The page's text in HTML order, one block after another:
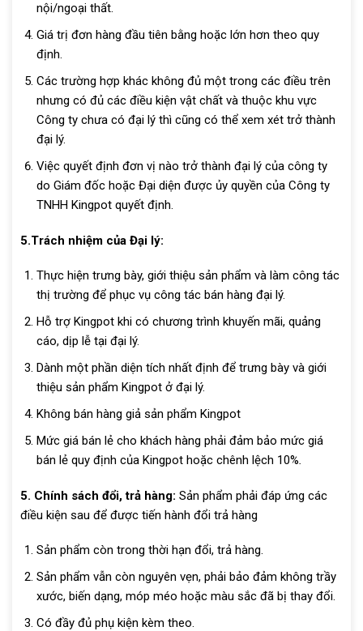
nội/ngoại thất.
Giá trị đơn hàng đầu tiên bằng hoặc lớn hơn theo quy
định.
Các trường hợp khác không đủ một trong các điều trên
nhưng có đủ các điều kiện vật chất và thuộc khu vực
Công ty chưa có đại lý thì cũng có thể xem xét trở thành
đại lý.
Việc quyết định đơn vị nào trở thành đại lý của công ty
do Giám đốc hoặc Đại diện được ủy quyền của Công ty
TNHH Kingpot quyết định.
5.Trách nhiệm của Đại lý:
Thực hiện trưng bày, giới thiệu sản phẩm và làm công tác
thị trường để phục vụ công tác bán hàng đại lý.
Hỗ trợ Kingpot khi có chương trình khuyến mãi, quảng
cáo, dịp lễ tại đại lý.
Dành một phần diện tích nhất định để trưng bày và giới
thiệu sản phẩm Kingpot ở đại lý.
Không bán hàng giả sản phẩm Kingpot
Mức giá bán lẻ cho khách hàng phải đảm bảo mức giá
bán lẻ quy định của Kingpot hoặc chênh lệch 10%.
5. Chính sách đổi, trả hàng: Sản phẩm phải đáp ứng các
điều kiện sau để được tiến hành đổi trả hàng
Sản phẩm còn trong thời hạn đổi, trả hàng.
Sản phẩm vẫn còn nguyên vẹn, phải bảo đảm không trầy
xước, biến dạng, móp méo hoặc màu sắc đã bị thay đổi.
Có đầy đủ phụ kiện kèm theo.